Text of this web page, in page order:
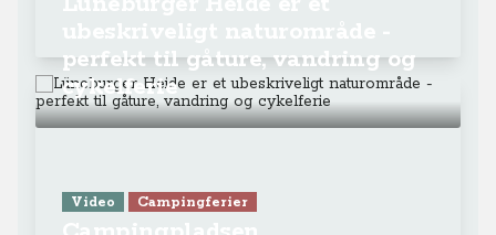
perfekt til gåture, vandring og
cykelferie
Video Campingferier